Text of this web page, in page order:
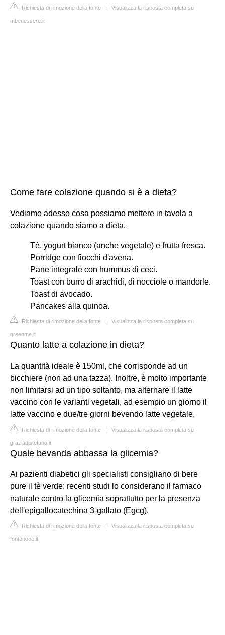
Richiesta di rimozione della fonte | Visualizza la risposta completa su
mbenessere.it
Come fare colazione quando si è a dieta?
Vediamo adesso cosa possiamo mettere in tavola a
colazione quando siamo a dieta.
Tè, yogurt bianco (anche vegetale) e frutta fresca.
Porridge con fiocchi d'avena.
Pane integrale con hummus di ceci.
Toast con burro di arachidi, di nocciole o mandorle.
Toast di avocado.
Pancakes alla quinoa.
Richiesta di rimozione della fonte | Visualizza la risposta completa su
greenme.it
Quanto latte a colazione in dieta?
La quantità ideale è 150ml, che corrisponde ad un
bicchiere (non ad una tazza). Inoltre, è molto importante
non limitarsi ad un tipo soltanto, ma alternare il latte
vaccino con le varianti vegetali, ad esempio un giorno il
latte vaccino e due/tre giorni bevendo latte vegetale.
Richiesta di rimozione della fonte | Visualizza la risposta completa su
graziadistefano.it
Quale bevanda abbassa la glicemia?
Ai pazienti diabetici gli specialisti consigliano di bere
pure il tè verde: recenti studi lo considerano il farmaco
naturale contro la glicemia soprattutto per la presenza
dell'epigallocatechina 3-gallato (Egcg).
Richiesta di rimozione della fonte | Visualizza la risposta completa su
fontenoce.it